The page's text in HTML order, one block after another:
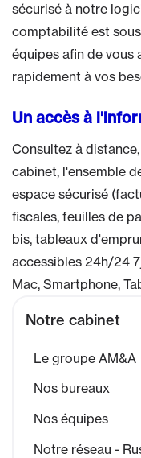
sécurisé à notre
comptabilité est
équipes afin de
rapidement à vos
Un accès à
Consultez à
cabinet, l'ensemble
espace sécurisé
fiscales, feuilles de
bis, tableaux
accessibles 24h/24
Mac, Smartphone,
Notre cabinet
Le groupe AM&A
Nos bureaux
Nos équipes
Notre réseau -